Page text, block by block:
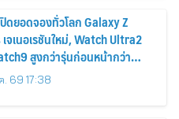
ดยอดจองทั่วโลก Galaxy Z
จเนอเรชันใหม่, Watch Ultra2
สูงกว่ารุ่นก่อนหน้ากว่า
. 69 17:38